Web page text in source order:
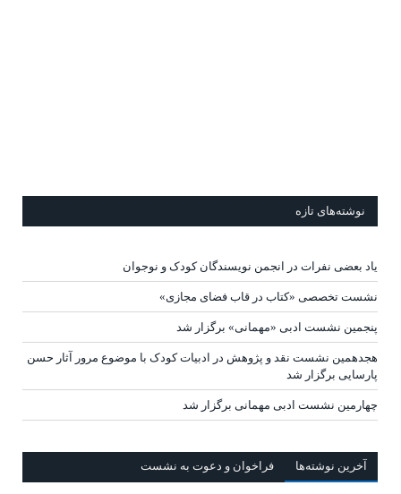
نوشته‌های تازه
یاد بعضی نفرات در انجمن نویسندگان کودک و نوجوان
نشست تخصصی «کتاب در قاب فضای مجازی»
پنجمین نشست ادبی «مهمانی» برگزار شد
هجدهمین نشست نقد و پژوهش در ادبیات کودک با موضوع مرور آثار حسن
پارسایی برگزار شد
چهارمین نشست ادبی مهمانی برگزار شد
آخرين‌ نوشته‌ها فراخوان و دعوت به نشست